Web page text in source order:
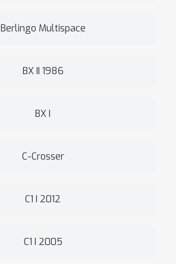
Berlingo Multispace
BX II 1986
BX I
C-Crosser
C1 I 2012
C1 I 2005